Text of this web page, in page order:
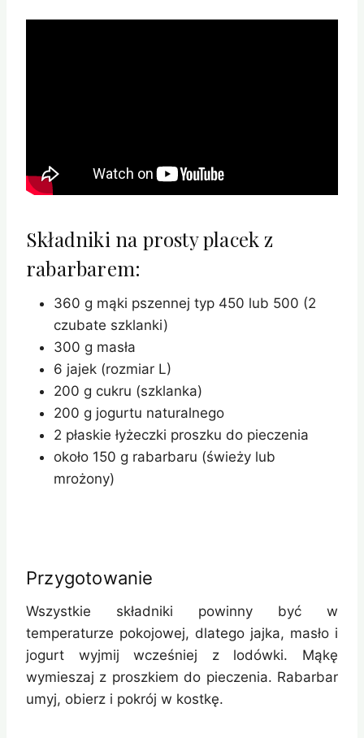
Składniki na prosty placek z
rabarbarem:
360 g mąki pszennej typ 450 lub 500 (2
czubate szklanki)
300 g masła
6 jajek (rozmiar L)
200 g cukru (szklanka)
200 g jogurtu naturalnego
2 płaskie łyżeczki proszku do pieczenia
około 150 g rabarbaru (świeży lub
mrożony)
Przygotowanie
Wszystkie składniki powinny być w
temperaturze pokojowej, dlatego jajka, masło i
jogurt wyjmij wcześniej z lodówki. Mąkę
wymieszaj z proszkiem do pieczenia. Rabarbar
umyj, obierz i pokrój w kostkę.